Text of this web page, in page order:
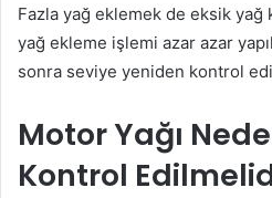
Fazla yağ eklemek de eksik
yağ ekleme işlemi azar azar
sonra seviye yeniden kontrol
Motor Yağı
Kontrol